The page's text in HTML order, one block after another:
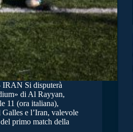
Si disputerà
di Al Rayyan,
11 (ora italiana),
e l’Iran, valevole
primo match della